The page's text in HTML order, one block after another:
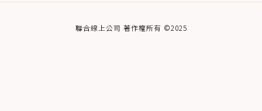
聯合線上公司 著作權所有 ©2025